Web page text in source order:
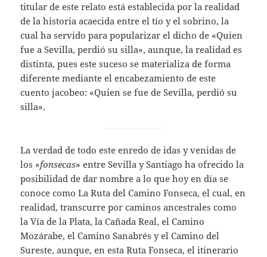
titular de este relato está establecida por la realidad
de la historia acaecida entre el tío y el sobrino, la
cual ha servido para popularizar el dicho de «Quien
fue a Sevilla, perdió su silla», aunque, la realidad es
distinta, pues este suceso se materializa de forma
diferente mediante el encabezamiento de este
cuento jacobeo: «Quien se fue de Sevilla, perdió su
silla».
La verdad de todo este enredo de idas y venidas de
los «fonsecas» entre Sevilla y Santiago ha ofrecido la
posibilidad de dar nombre a lo que hoy en día se
conoce como La Ruta del Camino Fonseca, el cual, en
realidad, transcurre por caminos ancestrales como
la Vía de la Plata, la Cañada Real, el Camino
Mozárabe, el Camino Sanabrés y el Camino del
Sureste, aunque, en esta Ruta Fonseca, el itinerario